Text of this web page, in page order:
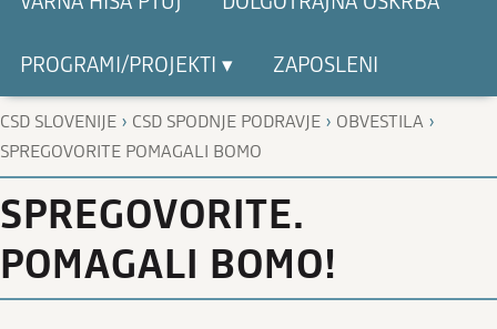
PROGRAMI/PROJEKTI ▾ ZAPOSLENI
CSD SLOVENIJE › CSD SPODNJE PODRAVJE › OBVESTILA ›
SPREGOVORITE POMAGALI BOMO
SPREGOVORITE.
POMAGALI BOMO!